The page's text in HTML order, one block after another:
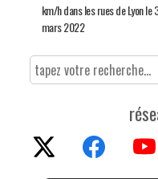
km/h dans les rues de Lyon le
mars 2022